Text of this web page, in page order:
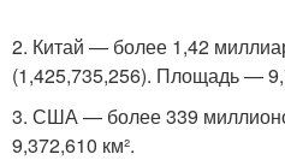
2. Китай — более 1,42
(1,425,735,256). Площадь —
3. США — более 339
9,372,610 км².